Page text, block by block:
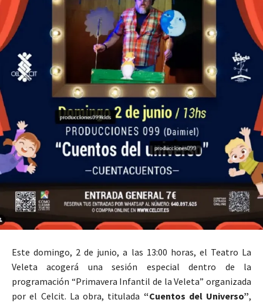
Este domingo, 2 de junio, a las 13:00 horas, el Teatro La
Veleta acogerá una sesión especial dentro de la
programación “Primavera Infantil de la Veleta” organizada
por el Celcit. La obra, titulada “Cuentos del Universo”,